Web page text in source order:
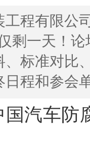
程有限公
剩一天！
标准对比
日程和参会
国汽车